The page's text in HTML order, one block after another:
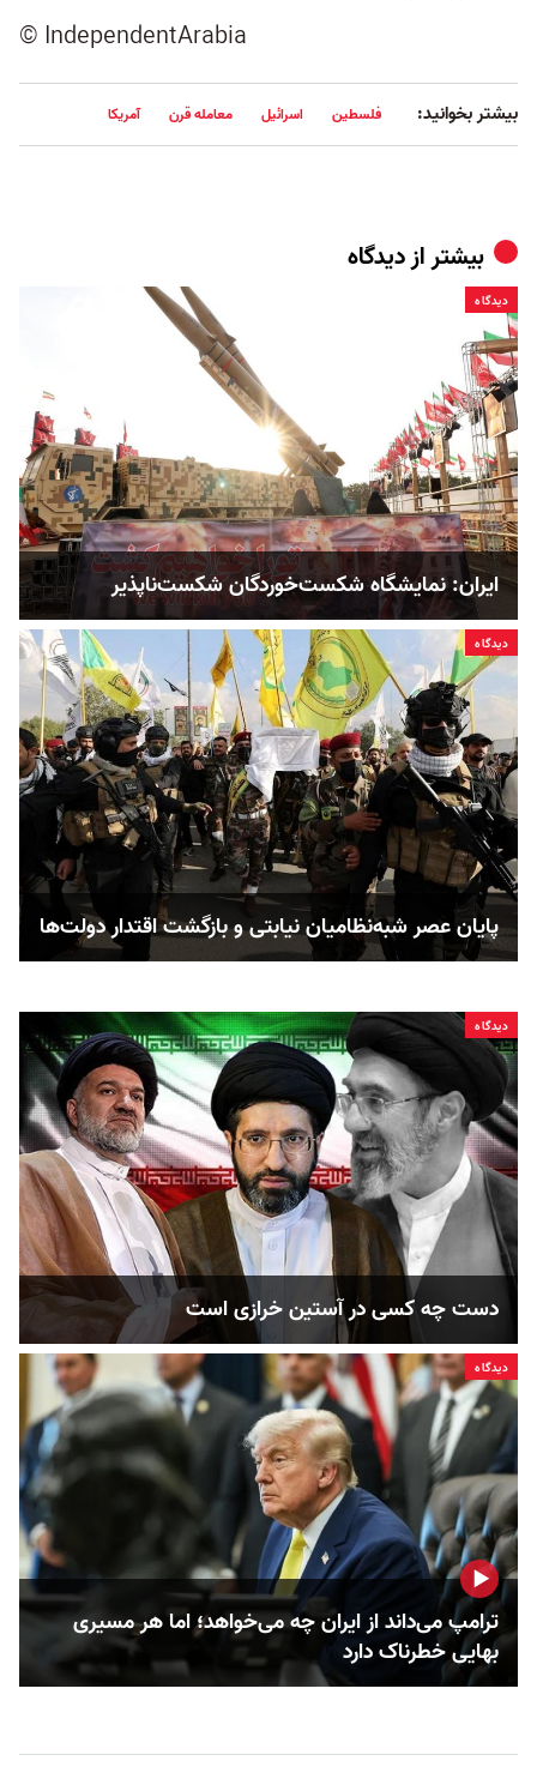
© IndependentArabia
بیشتر بخوانید: فلسطین اسرائیل معامله قرن آمریکا
بیشتر ازدیدگاه
دیدگاه
ایران: نمایشگاه شکست‌خوردگان شکست‌ناپذیر
دیدگاه
پایان عصر شبه‌نظامیان نیابتی و بازگشت اقتدار دولت‌ها
دیدگاه
دست چه کسی در آستین خرازی است
دیدگاه
ترامپ می‌داند از ایران چه می‌خواهد؛ اما هر مسیری
بهایی خطرناک دارد